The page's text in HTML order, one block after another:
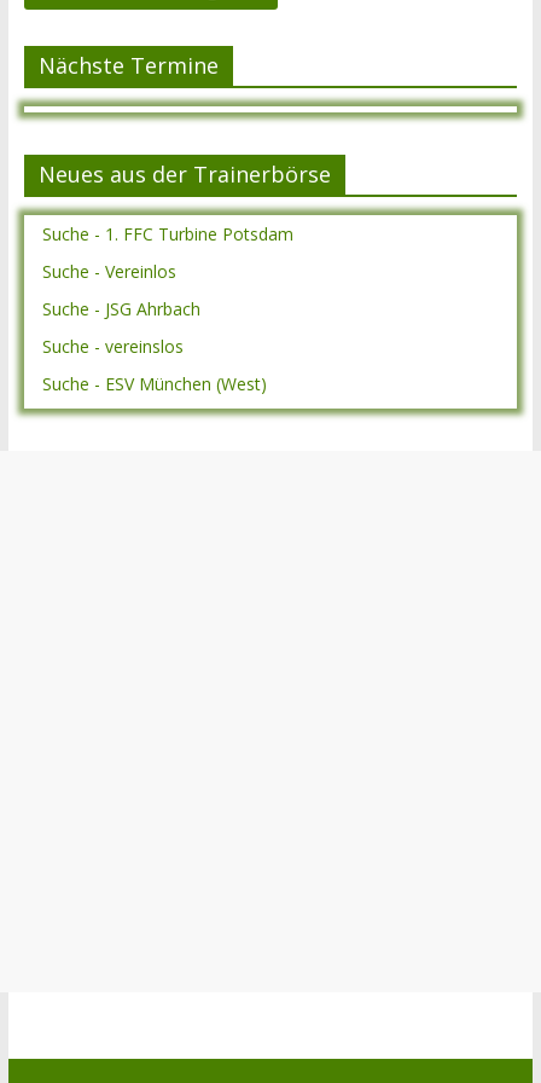
Nächste Termine
Neues aus der Trainerbörse
Suche - 1. FFC Turbine Potsdam
Suche - Vereinlos
Suche - JSG Ahrbach
Suche - vereinslos
Suche - ESV München (West)